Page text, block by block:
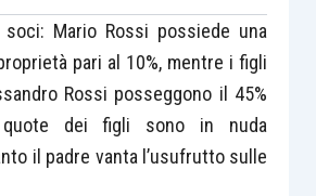
Mario Rossi possiede una
pari al 10%, mentre i figli
Rossi posseggono il 45%
quote dei figli sono in nuda
il padre vanta l’usufrutto sulle